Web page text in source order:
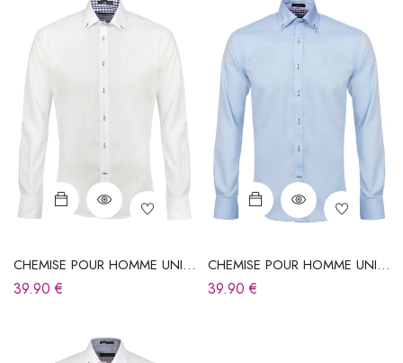
CHEMISE POUR HOMME UNIE
BLANCHE
39.90€
CHEMISE POUR HOMME UNIE
BLEU CIEL
39.90€